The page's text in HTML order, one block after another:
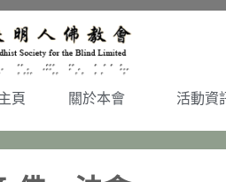
頁
關於本會 活動資